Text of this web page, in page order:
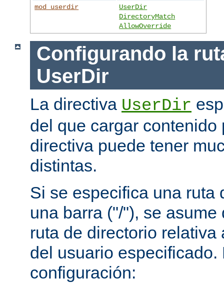
mod_userdir
UserDir
DirectoryMatch
AllowOverride
Configurando la
UserDir
La directiva UserDir
del que cargar contenido
directiva puede tener
distintas.
Si se especifica una ruta
una barra ("/"), se
ruta de directorio relativa
del usuario especificado.
configuración: